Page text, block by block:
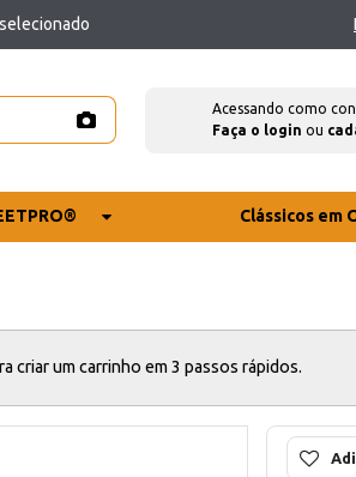
Acessando como
Faça o login ou
Clássicos em
criar um carrinho em 3 passos rápidos.